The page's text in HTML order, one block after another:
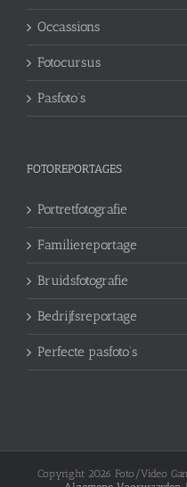
Occassions
Fotocursus
Pasfoto’s
FOTOREPORTAGES
Portretfotografie
Familiereportage
Bruidsfotografie
Bedrijfsreportage
Perfecte pasfoto’s
Copyright 2026 Foto/Video